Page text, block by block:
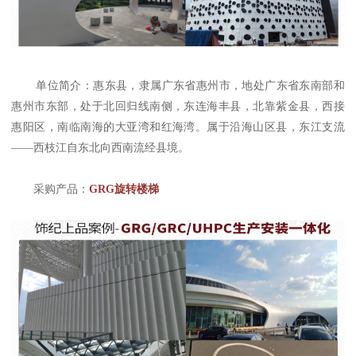
单位简介：惠东县，隶属广东省惠州市，地处广东省东南部和
惠州市东部，处于北回归线南侧，东连海丰县，北靠紫金县，西接
惠阳区，南临南海的大亚湾和红海湾。属于沿海山区县，东江支流
——西枝江自东北向西南流经县境。
采购产品：GRG旋转楼梯